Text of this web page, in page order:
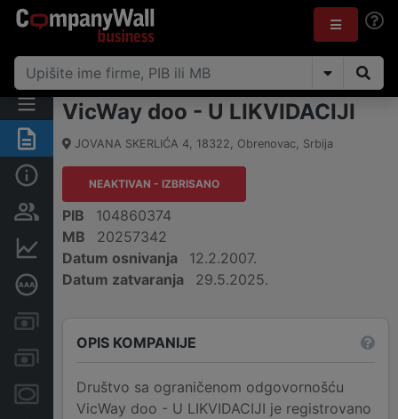
Rezime
Vlasnička struktura
Dubinska bonitetna ocena
Kreditni limit kompanije
Menice i zaloge
VicWay doo - U LIKVIDACIJI
JOVANA SKERLIĆA 4, 18322, Obrenovac, Srbija
NEAKTIVAN - IZBRISANO
PIB
104860374
MB
20257342
Datum osnivanja
12.2.2007.
Datum zatvaranja
29.5.2025.
OPIS KOMPANIJE
Društvo sa ograničenom odgovornošću
VicWay doo - U LIKVIDACIJI je registrovano